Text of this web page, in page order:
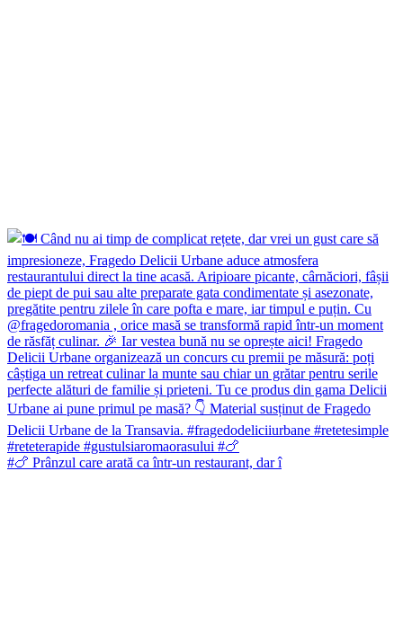
#🍗 Prânzul care arată ca într-un restaurant, dar î